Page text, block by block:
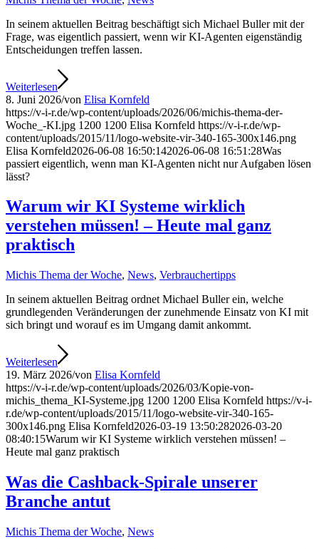
In seinem aktuellen Beitrag beschäftigt sich Michael Buller mit der
Frage, was eigentlich passiert, wenn wir KI-Agenten eigenständig
Entscheidungen treffen lassen.
Weiterlesen
8. Juni 2026/von Elisa Kornfeld
https://v-i-r.de/wp-content/uploads/2026/06/michis-thema-der-
Woche_-KI.jpg 1200 1200 Elisa Kornfeld https://v-i-r.de/wp-
content/uploads/2015/11/logo-website-vir-340-165-300x146.png
Elisa Kornfeld2026-06-08 16:50:142026-06-08 16:51:28Was
passiert eigentlich, wenn man KI-Agenten nicht nur Aufgaben lösen
lässt?
Warum wir KI Systeme wirklich
verstehen müssen! – Heute mal ganz
praktisch
Michis Thema der Woche, News, Verbrauchertipps
In seinem aktuellen Beitrag ordnet Michael Buller ein, welche
grundlegenden Veränderungen der zunehmende Einsatz von KI mit
sich bringt und worauf es im Umgang damit ankommt.
Weiterlesen
19. März 2026/von Elisa Kornfeld
https://v-i-r.de/wp-content/uploads/2026/03/Kopie-von-
michis_thema_KI-Systeme.jpg 1200 1200 Elisa Kornfeld https://v-i-
r.de/wp-content/uploads/2015/11/logo-website-vir-340-165-
300x146.png Elisa Kornfeld2026-03-19 13:50:282026-03-20
08:40:15Warum wir KI Systeme wirklich verstehen müssen! –
Heute mal ganz praktisch
Was die Cashback-Spirale unserer
Branche antut
Michis Thema der Woche, News